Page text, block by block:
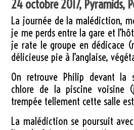
24 octobre 2017, Pyramids,
La journée de la malédiction,
je me perds entre la gare et
je rate le groupe en dédicace
délicieuse pie à l’anglaise,
On retrouve Philip devant la
chlore de la piscine voisine
trempée tellement cette salle
La malédiction se poursuit